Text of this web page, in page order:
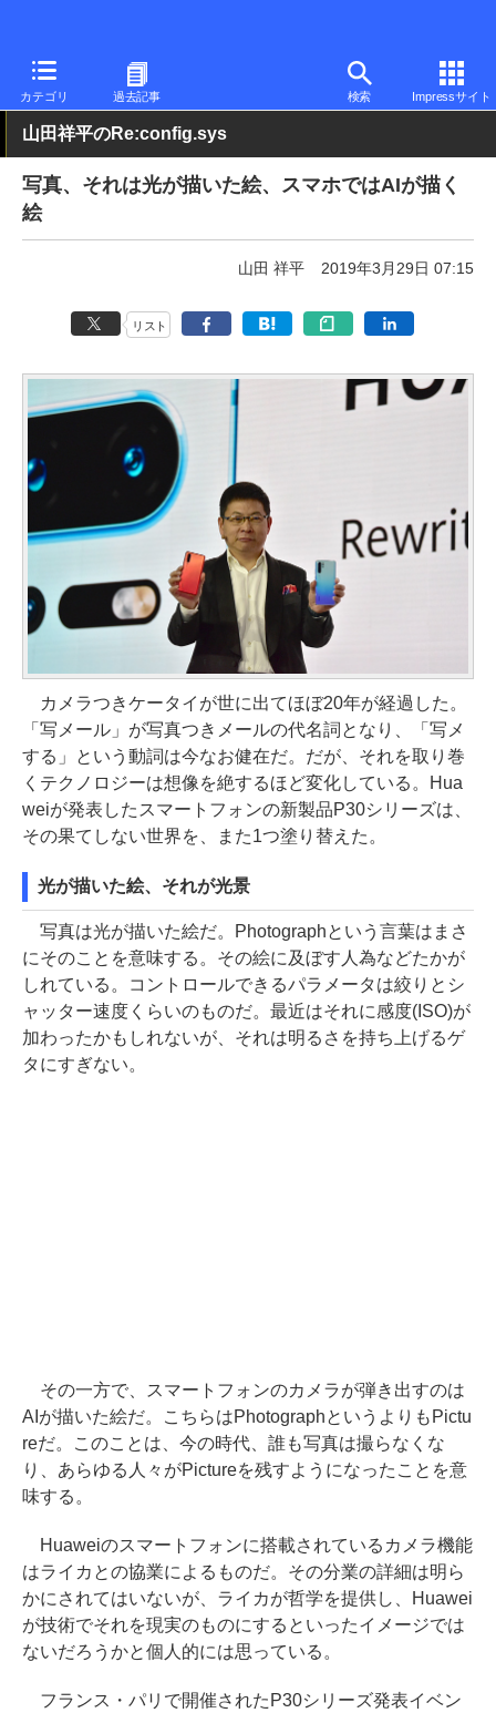
カテゴリ 過去記事 検索 Impressサイト
PC Watch パソコン/タブレット/スマートフォン スマートフォン
山田祥平のRe:config.sys
写真、それは光が描いた絵、スマホではAIが描く
絵
山田 祥平 2019年3月29日 07:15
リスト
カメラつきケータイが世に出てほぼ20年が経過した。
「写メール」が写真つきメールの代名詞となり、「写メ
する」という動詞は今なお健在だ。だが、それを取り巻
くテクノロジーは想像を絶するほど変化している。Hua
weiが発表したスマートフォンの新製品P30シリーズは、
その果てしない世界を、また1つ塗り替えた。
光が描いた絵、それが光景
写真は光が描いた絵だ。Photographという言葉はまさ
にそのことを意味する。その絵に及ぼす人為などたかが
しれている。コントロールできるパラメータは絞りとシ
ャッター速度くらいのものだ。最近はそれに感度(ISO)が
加わったかもしれないが、それは明るさを持ち上げるゲ
タにすぎない。
その一方で、スマートフォンのカメラが弾き出すのは
AIが描いた絵だ。こちらはPhotographというよりもPictu
reだ。このことは、今の時代、誰も写真は撮らなくな
り、あらゆる人々がPictureを残すようになったことを意
味する。
Huaweiのスマートフォンに搭載されているカメラ機能
はライカとの協業によるものだ。その分業の詳細は明ら
かにされてはいないが、ライカが哲学を提供し、Huawei
が技術でそれを現実のものにするといったイメージでは
ないだろうかと個人的には思っている。
フランス・パリで開催されたP30シリーズ発表イベン